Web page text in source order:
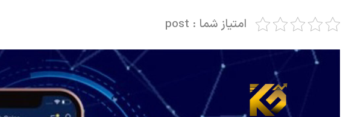
امتیاز شما : post